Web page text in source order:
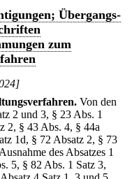
Übergangs-
zum
Von den
2 und 3, § 23 Abs. 1
2, § 43 Abs. 4, § 44a
1d, § 72 Absatz 2, § 73
des Absatzes 1
5, § 82 Abs. 1 Satz 3,